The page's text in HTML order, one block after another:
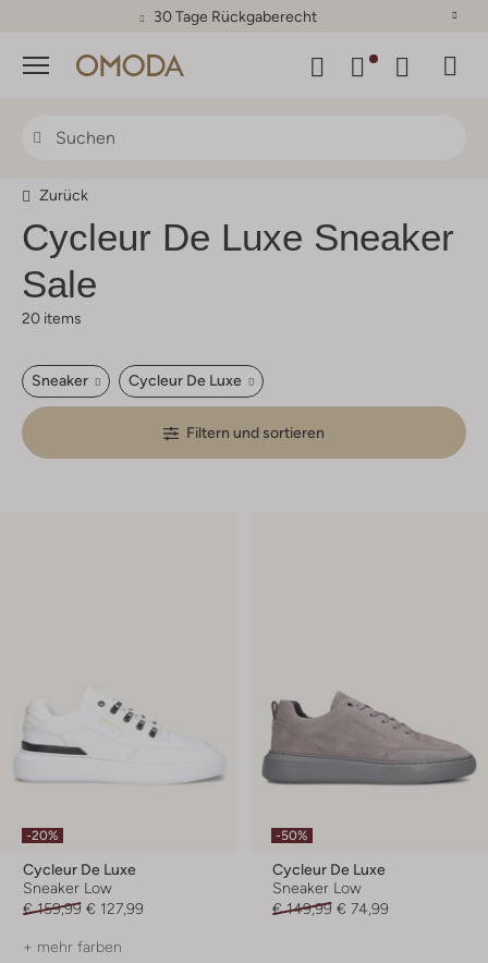
30 Tage Rückgaberecht
Menü
Zurück
Cycleur De Luxe Sneaker
Sale
20 items
Sneaker Cycleur De Luxe
Filtern und sortieren
-20%
Cycleur De Luxe
Sneaker Low
€ 159,99 € 127,99
+ mehr farben
-50%
Cycleur De Luxe
Sneaker Low
€ 149,99 € 74,99